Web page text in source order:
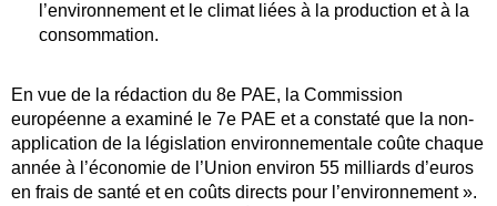
l’environnement et le climat liées à la production et à la
consommation.
En vue de la rédaction du 8e PAE, la Commission
européenne a examiné le 7e PAE et a constaté que la non-
application de la législation environnementale coûte chaque
année à l’économie de l’Union environ 55 milliards d’euros
en frais de santé et en coûts directs pour l’environnement ».